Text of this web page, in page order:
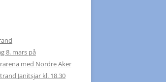
8. mars på
med Nordre Aker
Janitsjar kl. 18.30